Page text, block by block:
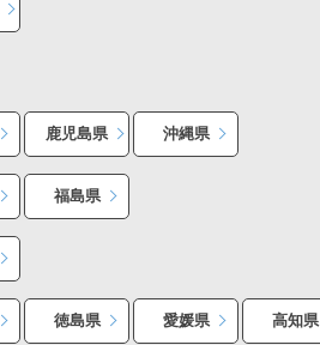
鹿児島県 沖縄県
福島県
徳島県 愛媛県 高知県